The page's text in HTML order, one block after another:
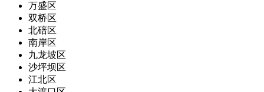
万盛区
双桥区
北碚区
南岸区
九龙坡区
沙坪坝区
江北区